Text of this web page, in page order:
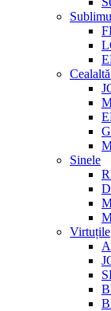
Sinele
Virtuțile